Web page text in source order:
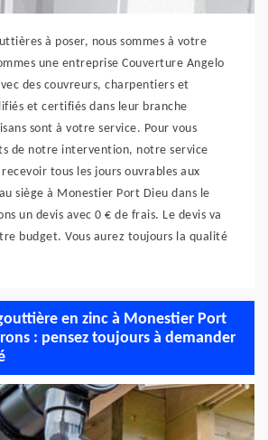
à poser, nous sommes à votre
une entreprise Couverture Angelo
des couvreurs, charpentiers et
et certifiés dans leur branche
sont à votre service. Pour vous
de notre intervention, notre service
tous les jours ouvrables aux
siège à Monestier Port Dieu dans le
un devis avec 0 € de frais. Le devis va
budget. Vous aurez toujours la qualité
en zinc à Monestier Port
: pensez toujours à demander